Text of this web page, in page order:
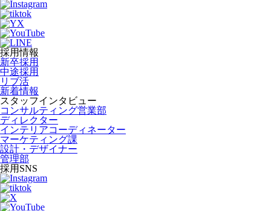
採用情報
新卒採用
中途採用
リブ活
新着情報
スタッフインタビュー
コンサルティング営業部
ディレクター
インテリアコーディネーター
マーケティング課
設計・デザイナー
管理部
採用SNS